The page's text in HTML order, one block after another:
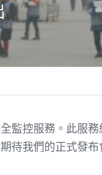
監控服務。此服
待我們的正式發布